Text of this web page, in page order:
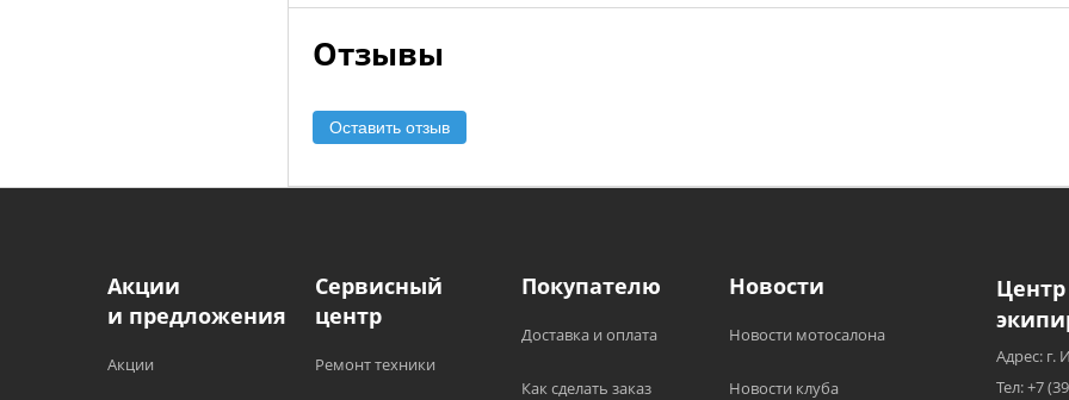
Отзывы
Оставить отзыв
Акции
и предложения
Акции
Сервисный
центр
Ремонт техники
Покупателю
Доставка и оплата
Как сделать заказ
Новости
Новости мотосалона
Новости клуба
Адрес: г.
Тел: +7